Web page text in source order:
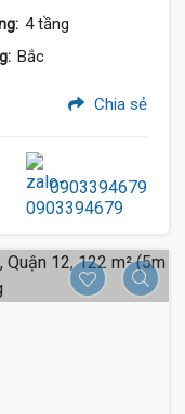
4 tầng
Bắc
Chia sẻ
0903394679